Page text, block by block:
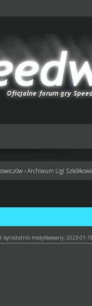
›Archiwum Ligi
był ostatnio modyfikowany: 2023-01-